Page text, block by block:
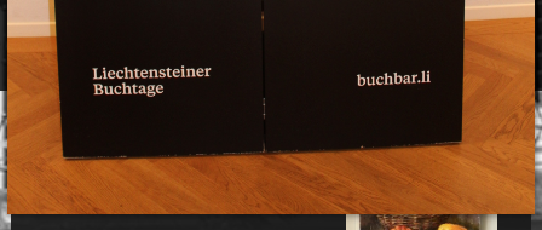
05/2025
Schulausstellung
05/2025
Lesung "Das volle
Schwager
09/2025
Theaterkrimi "Helga